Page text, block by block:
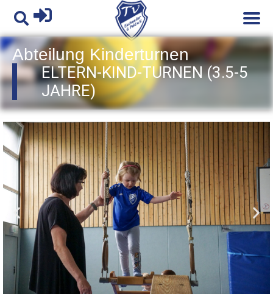
ELTERN-KIND-TURNEN (3.5-5
JAHRE)
Abteilung Kinderturnen